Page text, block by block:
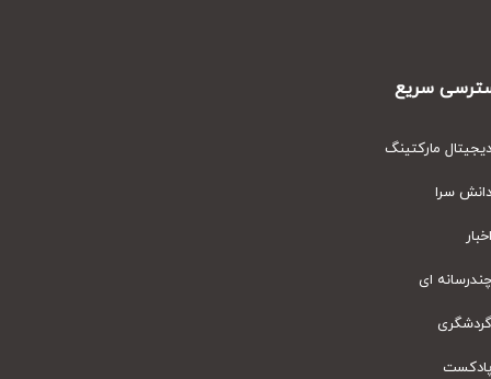
سریع
مارکتینگ
سرا
ای